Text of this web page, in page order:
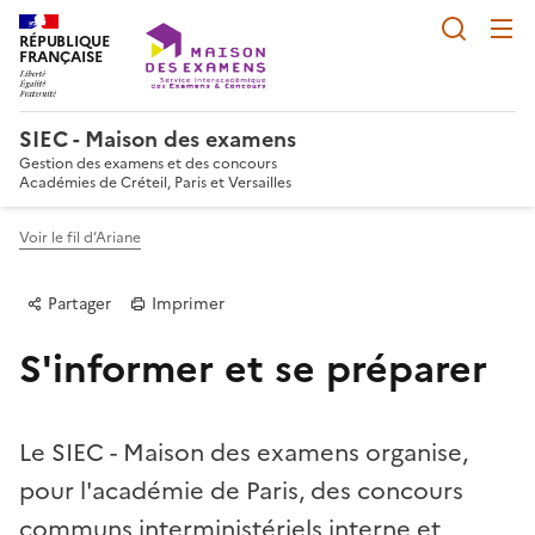
RÉPUBLIQUE
FRANÇAISE
SIEC - Maison des examens
Gestion des examens et des concours
Académies de Créteil, Paris et Versailles
Voir le fil d’Ariane
Partager Imprimer
S'informer et se préparer
Partager sur Facebook
Partager sur Twitter
Partager sur LinkedIn
Partager par email
Copier dans le
Le SIEC - Maison des examens organise,
pour l'académie de Paris, des concours